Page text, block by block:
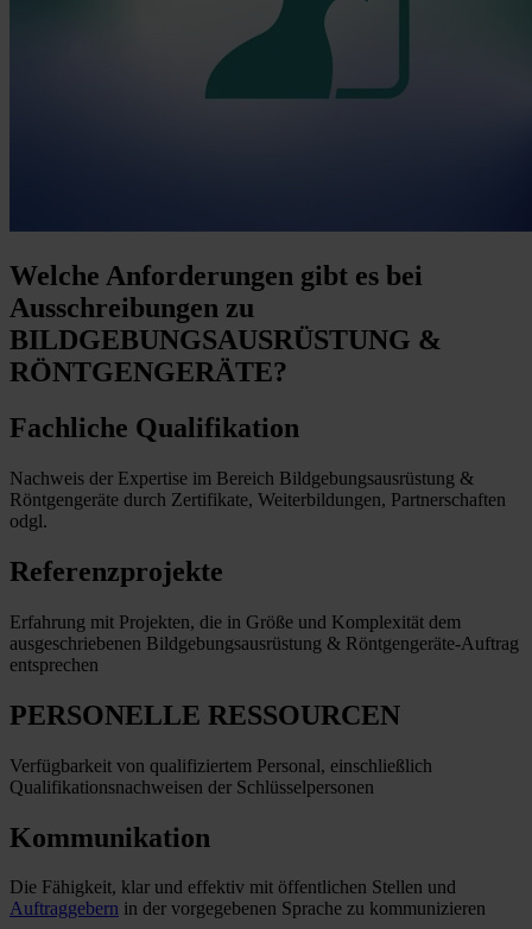
Welche Anforderungen gibt es bei
Ausschreibungen zu
BILDGEBUNGSAUSRÜSTUNG &
RÖNTGENGERÄTE?
Fachliche Qualifikation
Nachweis der Expertise im Bereich Bildgebungsausrüstung &
Röntgengeräte durch Zertifikate, Weiterbildungen, Partnerschaften
odgl.
Referenzprojekte
Erfahrung mit Projekten, die in Größe und Komplexität dem
ausgeschriebenen Bildgebungsausrüstung & Röntgengeräte-Auftrag
entsprechen
PERSONELLE RESSOURCEN
Verfügbarkeit von qualifiziertem Personal, einschließlich
Qualifikationsnachweisen der Schlüsselpersonen
Kommunikation
Die Fähigkeit, klar und effektiv mit öffentlichen Stellen und
Auftraggebern in der vorgegebenen Sprache zu kommunizieren